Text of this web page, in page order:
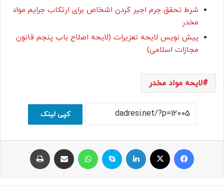
شرط تحقق جرم اجیر کردن اشخاص برای ارتکاب جرایم مواد
مخدر
پیش نویس لایحه تعزیرات (لایحه اصلاح باب پنجم قانون
مجازات اسلامی)
لایحه مواد مخدر
کپی لینک
فیسبوک ایکس لینکداین اسکایپ واتس آپ اشتراک با ایمیل